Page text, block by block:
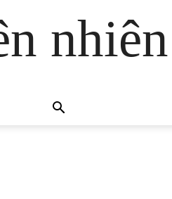
nhiên